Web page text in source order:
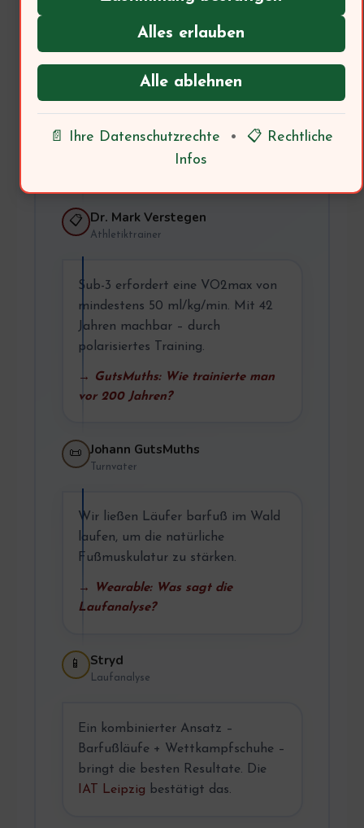
Thomas, 42
Hobbyläufer
Ich möchte meinen ersten
Ist das mit 42 Jahren realistisch?
Trainingswissenschaft?
📋 Dr. Mark Verstegen
Athletiktrainer
Sub-3 erfordert eine VO2max von
mindestens 50 ml/kg/min. Mit 42
Jahren machbar – durch
polarisiertes Training.
→ GutsMuths: Wie trainierte man
vor 200 Jahren?
📜 Johann GutsMuths
Turnvater
Wir ließen Läufer barfuß im Wald
laufen, um die natürliche
Fußmuskulatur zu stärken.
→ Wearable: Was sagt die
Laufanalyse?
📱 Stryd
Laufanalyse
Ein kombinierter Ansatz –
Barfußläufe + Wettkampfschuhe –
bringt die besten Resultate. Die
IAT Leipzig bestätigt das.
Alles erlauben
Alle ablehnen
📄 Ihre Datenschutzrechte • 📋 Rechtliche
Infos